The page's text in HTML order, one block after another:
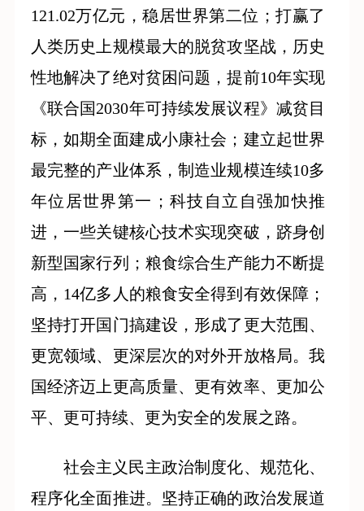
121.02万亿元，稳居世界第二位；打赢了
人类历史上规模最大的脱贫攻坚战，历史
性地解决了绝对贫困问题，提前10年实现
《联合国2030年可持续发展议程》减贫目
标，如期全面建成小康社会；建立起世界
最完整的产业体系，制造业规模连续10多
年位居世界第一；科技自立自强加快推
进，一些关键核心技术实现突破，跻身创
新型国家行列；粮食综合生产能力不断提
高，14亿多人的粮食安全得到有效保障；
坚持打开国门搞建设，形成了更大范围、
更宽领域、更深层次的对外开放格局。我
国经济迈上更高质量、更有效率、更加公
平、更可持续、更为安全的发展之路。
社会主义民主政治制度化、规范化、
程序化全面推进。坚持正确的政治发展道